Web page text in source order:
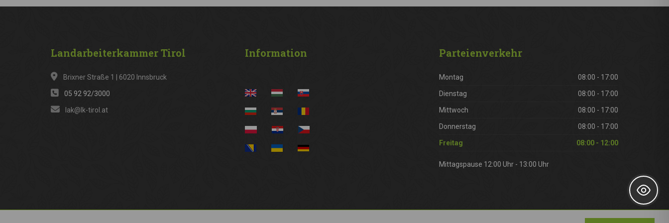
LandarbeiterkammerTirol
Brixner Straße 1 | 6020 Innsbruck
05 92 92/3000
lak@lk-tirol.at
Information Parteienverkehr
Montag 08:00 - 17:00
Dienstag 08:00 - 17:00
Mittwoch 08:00 - 17:00
Donnerstag 08:00 - 17:00
Freitag 08:00 - 12:00
Mittagspause 12:00 Uhr - 13:00 Uhr